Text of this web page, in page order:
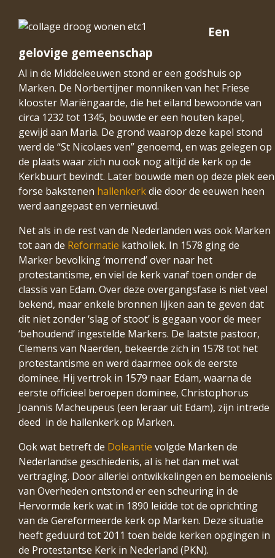
Een
gelovige gemeenschap
Al in de Middeleeuwen stond er een godshuis op
Marken. De Norbertijner monniken van het Friese
klooster Mariëngaarde, die het eiland bewoonde van
circa 1232 tot 1345, bouwde er een houten kapel,
gewijd aan Maria. De grond waarop deze kapel stond
werd de “St Nicolaes ven” genoemd, en was gelegen op
de plaats waar zich nu ook nog altijd de kerk op de
Kerkbuurt bevindt. Later bouwde men op deze plek een
forse bakstenen hallenkerkdie door de eeuwen heen
werd aangepast en vernieuwd.
Net als in de rest van de Nederlanden was ook Marken
tot aan de Reformatie katholiek. In 1578 ging de
Marker bevolking ‘morrend’ over naar het
protestantisme, en viel de kerk vanaf toen onder de
classis van Edam. Over deze overgangsfase is niet veel
bekend, maar enkele bronnen lijken aan te geven dat
dit niet zonder ‘slag of stoot’ is gegaan voor de meer
‘behoudend’ ingestelde Markers. De laatste pastoor,
Clemens van Naerden, bekeerde zich in 1578 tot het
protestantisme en werd daarmee ook de eerste
dominee. Hij vertrok in 1579 naar Edam, waarna de
eerste officieel beroepen dominee, Christophorus
Joannis Macheupeus (een leraar uit Edam), zijn intrede
deed in de hallenkerk op Marken.
Ook wat betreft de Doleantie volgde Marken de
Nederlandse geschiedenis, al is het dan met wat
vertraging. Door allerlei ontwikkelingen en bemoeienis
van Overheden ontstond er een scheuring in de
Hervormde kerk wat in 1890 leidde tot de oprichting
van de Gereformeerde kerk op Marken. Deze situatie
heeft geduurd tot 2011 toen beide kerken opgingen in
de Protestantse Kerk in Nederland (PKN).